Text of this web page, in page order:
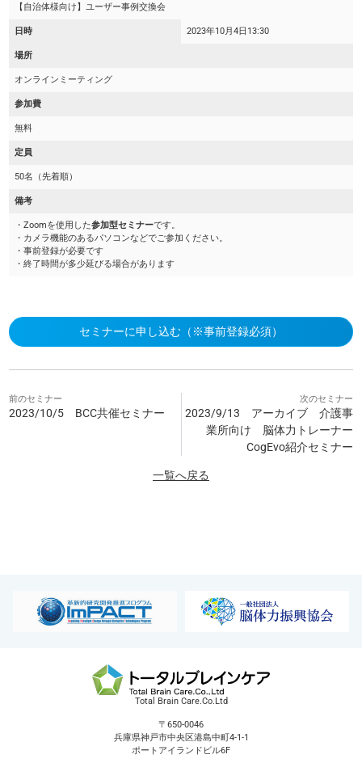
【自治体様向け】ユーザー事例交換会
日時 2023年10月4日 13:30
場所
オンラインミーティング
参加費
無料
定員
50名（先着順）
備考
・Zoomを使用した参加型セミナーです。
・カメラ機能のあるパソコンなどでご参加ください。
・事前登録が必要です
・終了時間が多少延びる場合があります
セミナーに申し込む（※事前登録必須）
前のセミナー
2023/10/5 BCC共催セミナー
次のセミナー
2023/9/13 アーカイブ 介護事
業所向け 脳体力トレーナー
CogEvo紹介セミナー
一覧へ戻る
Total Brain Care.Co.Ltd
〒650-0046
兵庫県神戸市中央区港島中町4-1-1
ポートアイランドビル6F